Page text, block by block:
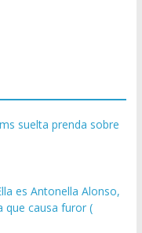
suelta prenda sobre
es Antonella Alonso,
que causa furor (